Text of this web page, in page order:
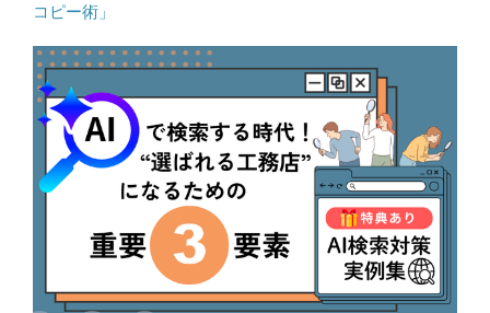
コピー術」